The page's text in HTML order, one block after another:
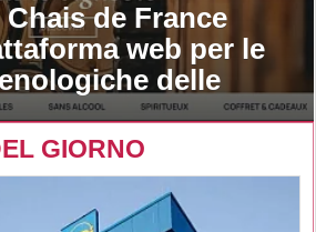
de France
web per le
delle
GIORNO